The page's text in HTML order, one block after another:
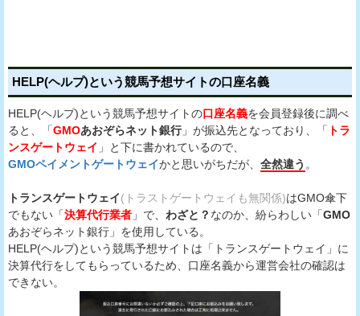
HELP(ヘルプ)という競馬予想サイトの口座名義
HELP(ヘルプ)という競馬予想サイトの口座名義を会員登録後に調べ
ると、「GMOあおぞらネット銀行」が振込先となっており、「 トラ
ンスゲートウェイ 」と下に書かれているので、
GMOペイメントゲートウェイかと思いがちだが、 全然違う 。
トランスゲートウェイ(トラストゲートウェイも無関係)はGMO傘下
でもない「決算代行業者 」で、 わざと？ なのか、紛らわしい「GMO
あおぞらネット銀行」を使用している。
HELP(ヘルプ)という競馬予想サイトは「トランスゲートウェイ」に
決算代行をしてもらっているため、口座名義から運営会社の確認は
できない。